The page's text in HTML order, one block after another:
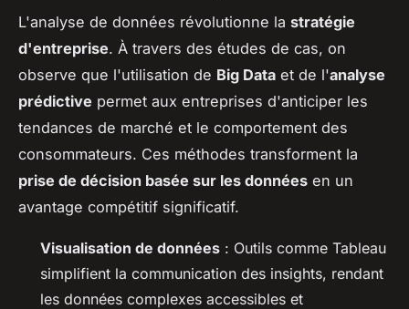
L'analyse de données révolutionne la stratégie
d'entreprise. À travers des études de cas, on
observe que l'utilisation de Big Data et de l'analyse
prédictive permet aux entreprises d'anticiper les
tendances de marché et le comportement des
consommateurs. Ces méthodes transforment la
prise de décision basée sur les données en un
avantage compétitif significatif.
Visualisation de données : Outils comme Tableau
simplifient la communication des insights, rendant
les données complexes accessibles et